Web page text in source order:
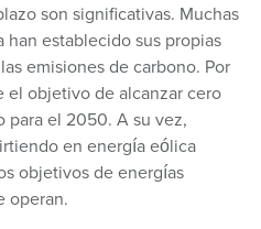
son significativas. Muchas
establecido sus propias
emisiones de carbono. Por
objetivo de alcanzar cero
para el 2050. A su vez,
en energía eólica
objetivos de energías
operan.